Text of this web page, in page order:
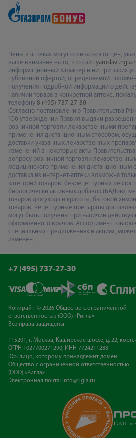
Цены в аптеках могут отличаться от цен,
ваше внимание на то, что сайт
информационный характер и ни при каких
публичной офертой, определяемой
получения подробной информации о
наличии товара в конкретной аптеке,
телефону 8 (495) 737-27-30
Согласно постановлению Правительства
"Об утверждении Правил выдачи
розничной торговли лекарственными
применения дистанционным способом,
доставки указанных лекарственных
изменений в некоторые акты
вопросу розничной торговли
медицинского применения дистанционным
доставка из интернет-аптеки возможна
категорий товаров: безрецептурных
биологически активных добавок (БАДов),
товаров для ухода и красоты, бытовой
товаров. Рецептурные препараты
могут быть получены при наличии
оформленного врачом. Ассортимент
специальных предложениях и акциях,
изменен
+7 (495) 737-27-30
Копирайт: © 2026 Общество с ограниченной
ответственностью (ООО) «Ригла»
Все права защищены
115201, г. Москва, Каширское шоссе, д. 22, корп.
ОГРН 1027700271290; ИНН 7724211288
Юр. лицо, которому принадлежит домен:
Общество с ограниченной ответственностью
(ООО) «Ригла»
Электронная почта: info@rigla.ru